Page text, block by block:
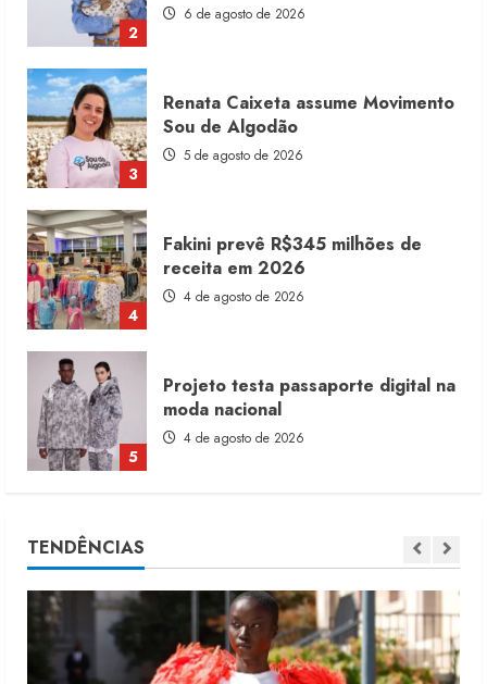
3
5 de agosto de 2026
4
Fakini prevê R$345 milhões de
receita em 2026
4 de agosto de 2026
5
Projeto testa passaporte digital na
moda nacional
4 de agosto de 2026
1
Dia dos Pais reforça retomada da
moda no varejo
7 de agosto de 2026
2
Renata Caixeta assume Movimento
TENDÊNCIAS